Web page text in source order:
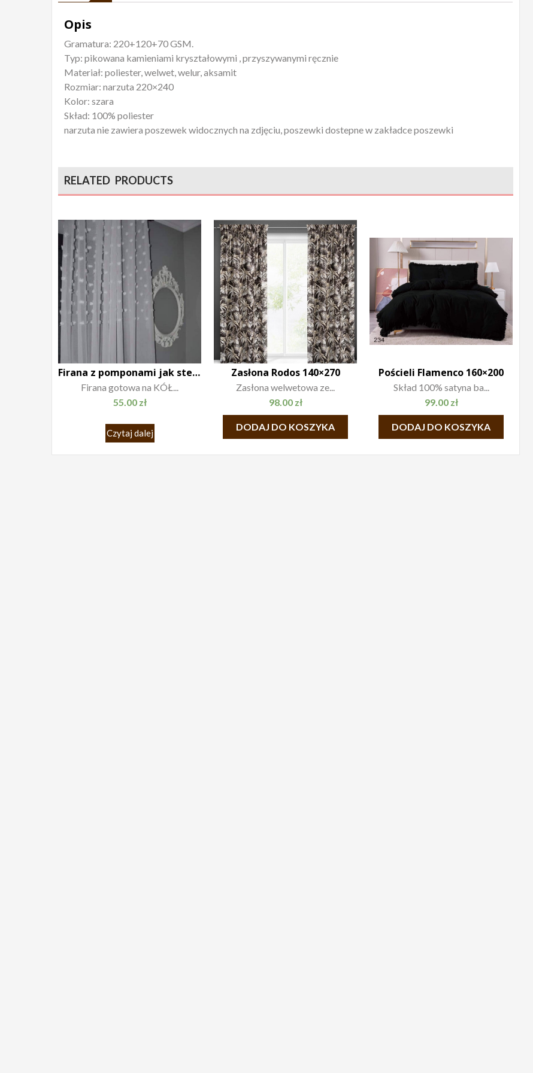
Opis
Gramatura: 220+120+70 GSM.
Typ: pikowana kamieniami kryształowymi , przyszywanymi ręcznie
Materiał: poliester, welwet, welur, aksamit
Rozmiar: narzuta 220×240
Kolor: szara
Skład: 100% poliester
narzuta nie zawiera poszewek widocznych na zdjęciu, poszewki dostepne w zakładce poszewki
RELATED PRODUCTS
Firana z pomponami jak stella 140×250 biała
Firana gotowa na KÓŁ...
55.00 zł
Czytaj dalej
Zasłona Rodos 140×270
Zasłona welwetowa ze...
98.00 zł
DODAJ DO KOSZYKA
Pościeli Flamenco 160×200
Skład 100% satyna ba...
99.00 zł
DODAJ DO KOSZYKA